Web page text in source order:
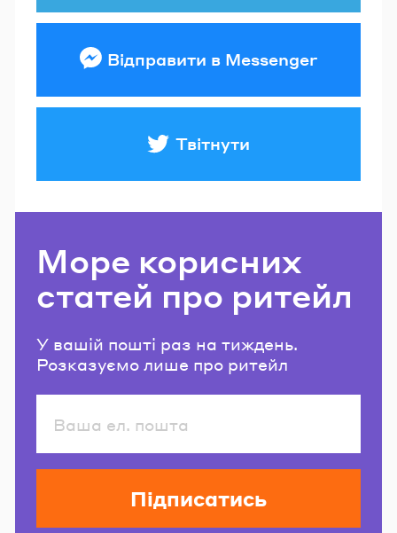
Відправити в Messenger
Твітнути
Море корисних
статей про ритейл
У вашій пошті раз на тиждень.
Розказуємо лише про ритейл
Підписатись